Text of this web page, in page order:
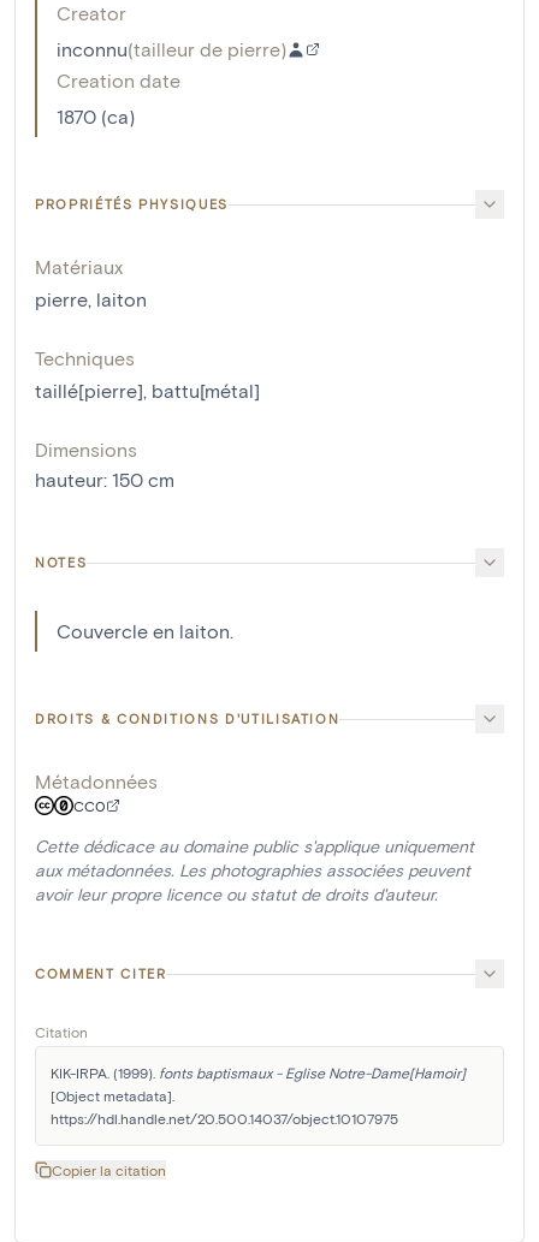
Creator
inconnu(tailleur de pierre)
Creation date
1870 (ca)
PROPRIÉTÉS PHYSIQUES
Matériaux
pierre, laiton
Techniques
taillé[pierre], battu[métal]
Dimensions
hauteur: 150 cm
NOTES
Couvercle en laiton.
DROITS & CONDITIONS D'UTILISATION
Métadonnées
CC0
Cette dédicace au domaine public s'applique uniquement
aux métadonnées. Les photographies associées peuvent
avoir leur propre licence ou statut de droits d'auteur.
COMMENT CITER
Citation
KIK-IRPA. (1999). fonts baptismaux - Eglise Notre-Dame[Hamoir]
[Object metadata].
https://hdl.handle.net/20.500.14037/object.10107975
Copier la citation